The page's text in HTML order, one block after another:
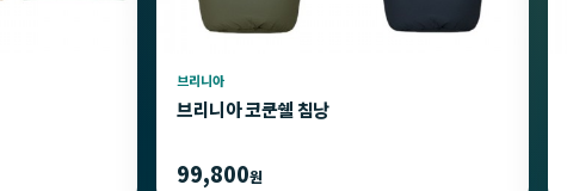
브리니아
브리니아 코쿤쉘 침낭
99,800원